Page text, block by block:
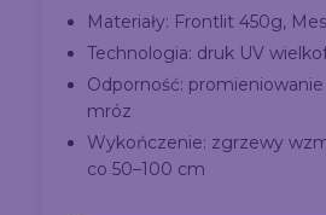
Materiały: Frontlit 450g,
Technologia: druk UV
Odporność:
mróz
Wykończenie: zgrzewy
co 50–100 cm